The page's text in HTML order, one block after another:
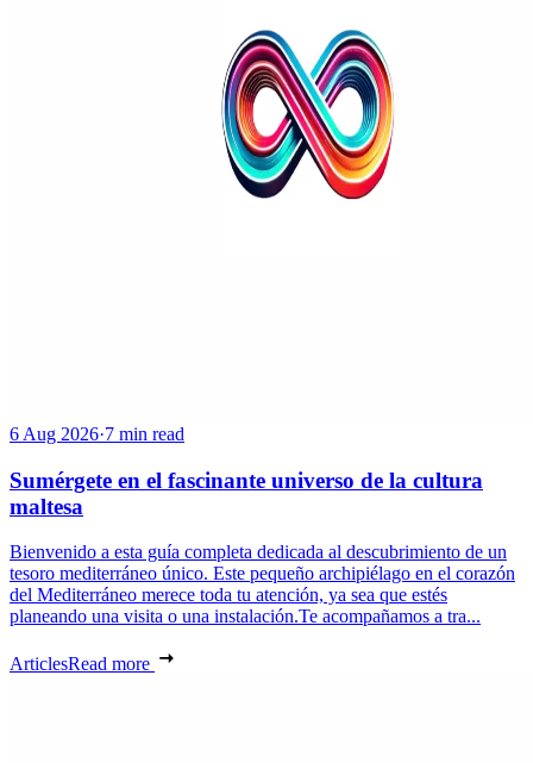
6 Aug 2026·7 min read
Sumérgete en el fascinante universo de la cultura
maltesa
Bienvenido a esta guía completa dedicada al descubrimiento de un
tesoro mediterráneo único. Este pequeño archipiélago en el corazón
del Mediterráneo merece toda tu atención, ya sea que estés
planeando una visita o una instalación.Te acompañamos a tra...
ArticlesRead more